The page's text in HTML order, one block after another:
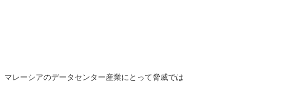
マレーシアのデータセンター産業にとって脅威では